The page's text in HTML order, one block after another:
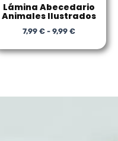
Lámina Abecedario
Animales Ilustrados
7,99 € - 9,99 €